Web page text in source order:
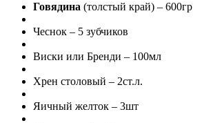
Говядина (толстый край) – 600гр
Чеснок – 5 зубчиков
Виски или Бренди – 100мл
Хрен столовый – 2ст.л.
Яичный желток – 3шт